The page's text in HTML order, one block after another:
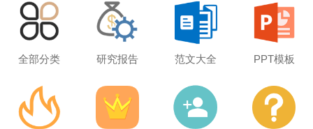
全部分类 研究报告 范文大全 PPT模板